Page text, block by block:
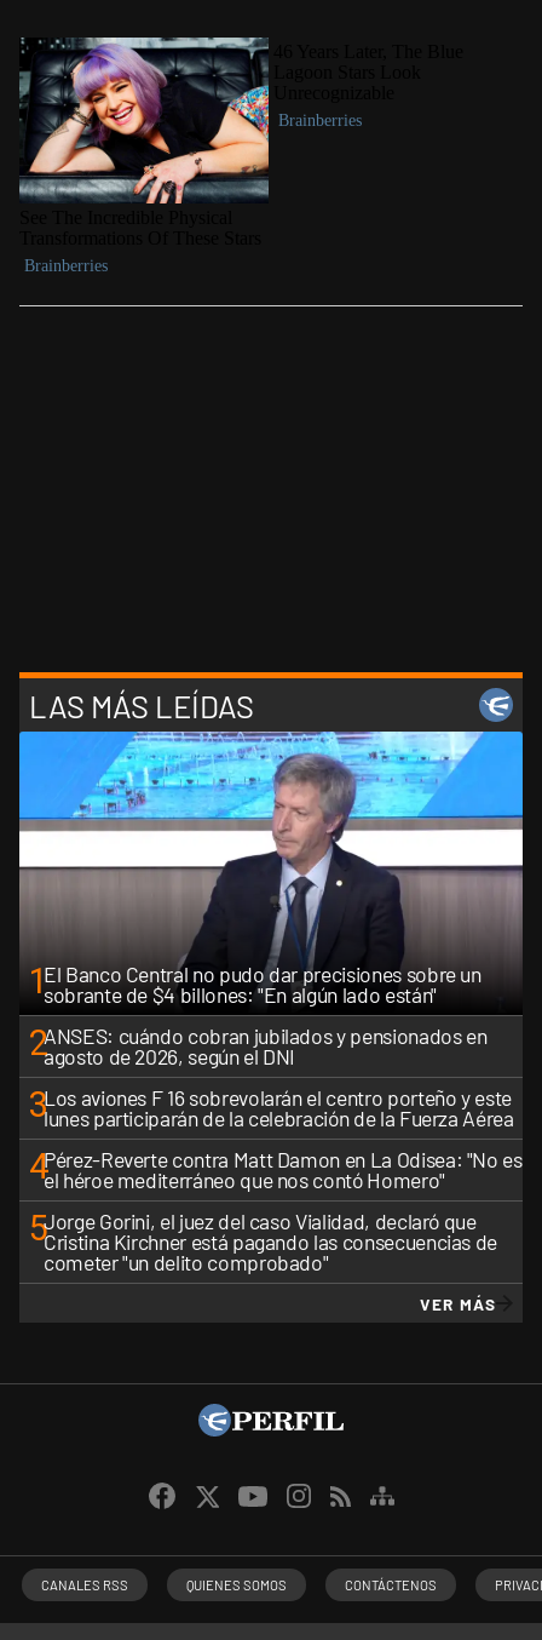
LAS MÁS LEÍDAS
1El Banco Central no pudo dar precisiones sobre un
sobrante de $4 billones: "En algún lado están"
2ANSES: cuándo cobran jubilados y pensionados en
agosto de 2026, según el DNI
3Los aviones F 16 sobrevolarán el centro porteño y este
lunes participarán de la celebración de la Fuerza Aérea
4Pérez-Reverte contra Matt Damon en La Odisea: "No es
el héroe mediterráneo que nos contó Homero"
5Jorge Gorini, el juez del caso Vialidad, declaró que
Cristina Kirchner está pagando las consecuencias de
cometer "un delito comprobado"
VER MÁS
CANALES RSS QUIENES SOMOS CONTÁCTENOS